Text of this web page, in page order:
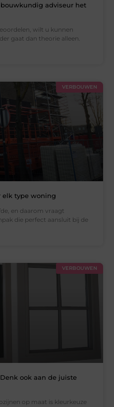
adviseur het
wilt u kunnen
gaat dan theorie alleen.
VERBOUWEN
elk type woning
en daarom vraagt
die perfect aansluit bij de
VERBOUWEN
ook aan de juiste
op maat is kleurkeuze